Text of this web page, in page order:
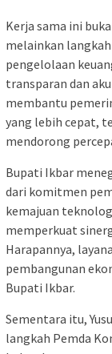
Kerja sama ini
melainkan
pengelolaan
transparan dan
membantu
yang lebih cepat,
mendorong
Bupati Ikbar
dari komitmen
kemajuan
memperkuat
Harapannya,
pembangunan
Bupati Ikbar.
Sementara itu,
langkah Pemda